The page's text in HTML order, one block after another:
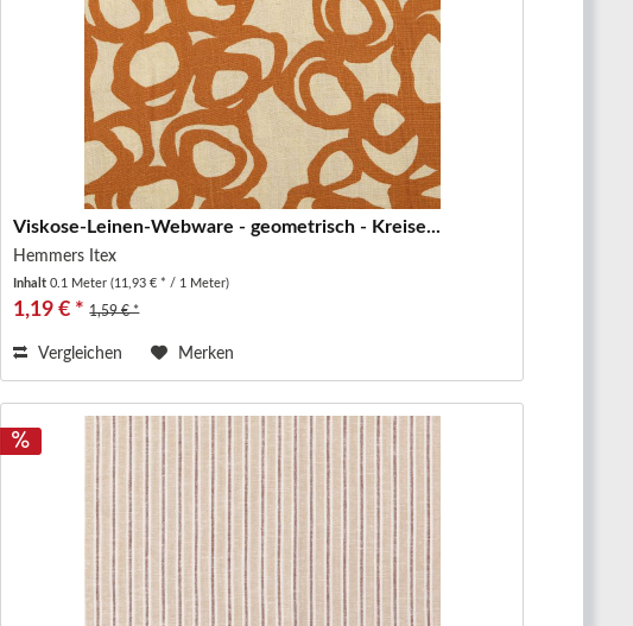
Viskose-Leinen-Webware - geometrisch - Kreise...
Hemmers Itex
Inhalt0.1 Meter(11,93 € * / 1 Meter)
1,19 € * 1,59 € *
Vergleichen Merken